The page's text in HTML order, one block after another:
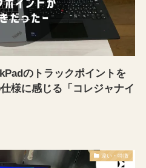
のトラックポイントを
様に感じる「コレジャナイ
違い・特徴